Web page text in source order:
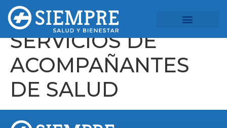
SERVICIOS DE
ACOMPAÑANTES
DE SALUD